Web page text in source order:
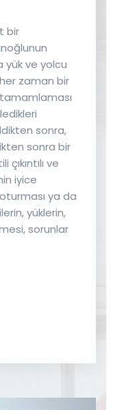
bir
yük ve yolcu
zaman bir
sonra,
sonra bir
ve
iyice
ya da
yüklerin,
sorunlar